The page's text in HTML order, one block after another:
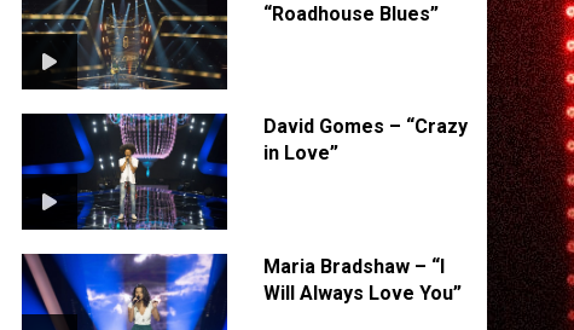
“Roadhouse Blues”
David Gomes – “Crazy
in Love”
Maria Bradshaw – “I
Will Always Love You”